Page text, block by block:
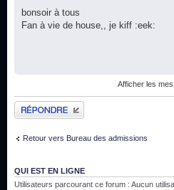
bonsoir à tous
Fan à vie de house,, je kiff :eek:
Afficher les
Publier une réponse
Retour vers Bureau des admissions
QUI EST EN LIGNE
Utilisateurs parcourant ce forum : Aucun